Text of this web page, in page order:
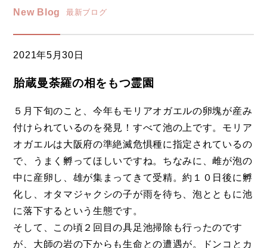
New Blog 最新ブログ
2021年5月30日
胎蔵曼荼羅の相をもつ霊園
５月下旬のこと、今年もモリアオガエルの卵塊が産み
付けられているのを発見！すべて池の上です。モリア
オガエルは大阪府の準絶滅危惧種に指定されているの
で、うまく孵ってほしいですね。ちなみに、雌が泡の
中に産卵し、雄が集まってきて受精。約１０日後に孵
化し、オタマジャクシの子が雨を待ち、泡とともに池
に落下するという生態です。
そして、この頃２回目の具足池掃除も行ったのです
が、大師の岩の下からも生命との遭遇が。ドンコとカ